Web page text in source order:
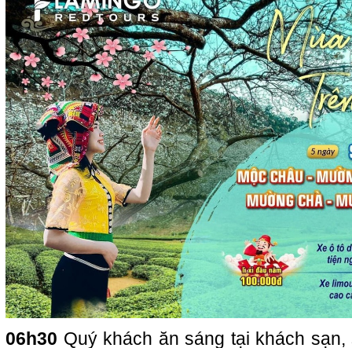
06h30 Quý khách ăn sáng tại khách